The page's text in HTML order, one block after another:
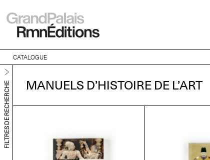
CATALOGUE
FILTRES DE RECHERCHE MANUELS D’HISTOIRE DE L’ART